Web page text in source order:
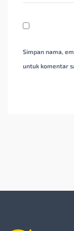
Simpan nama,
untuk komentar